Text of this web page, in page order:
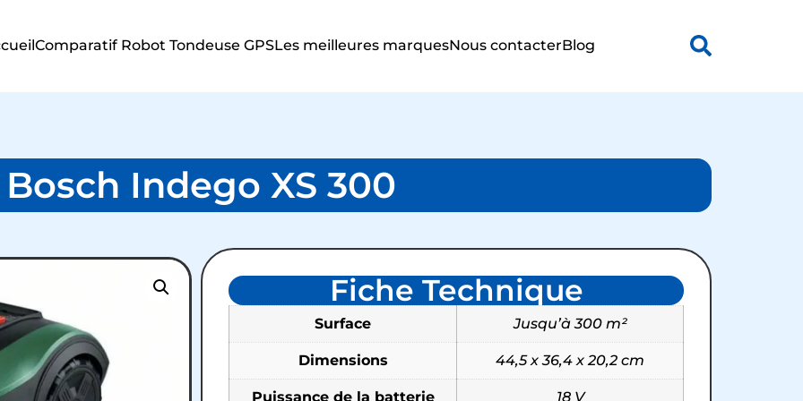
Comparatif Robot Tondeuse GPSLes meilleures marquesNous contacterBlog
Bosch Indego XS 300
Fiche Technique
Surface Jusqu’à 300 m²
Dimensions 44,5 x 36,4 x 20,2 cm
Puissance de la batterie 18 V